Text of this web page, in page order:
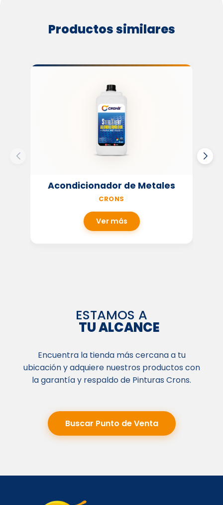
Productos similares
Acondicionador de Metales
CRONS
Ver más
ESTAMOS A
TU ALCANCE
Encuentra la tienda más cercana a tu
ubicación y adquiere nuestros productos con
la garantía y respaldo de Pinturas Crons.
Buscar Punto de Venta